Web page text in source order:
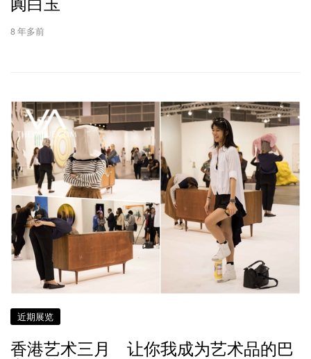
8 年多前
近期展览
香港艺术三月 让你我成为艺术品的巴